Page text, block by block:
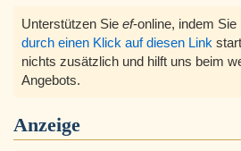
Unterstützen Sie ef-online, indem
durch einen Klick auf diesen Link
nichts zusätzlich und hilft uns beim
Angebots.
Anzeige